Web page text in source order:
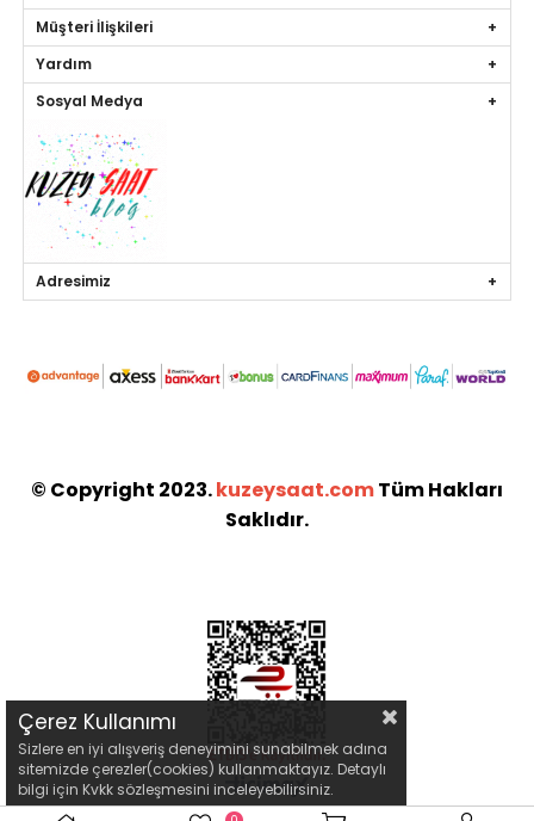
Müşteri İlişkileri
Yardım
Sosyal Medya
Adresimiz
© Copyright 2023.kuzeysaat.comTüm Hakları
Saklıdır.
Çerez Kullanımı
Sizlere en iyi alışveriş deneyimini sunabilmek adına
sitemizde çerezler(cookies) kullanmaktayız. Detaylı
bilgi için Kvkk sözleşmesini inceleyebilirsiniz.